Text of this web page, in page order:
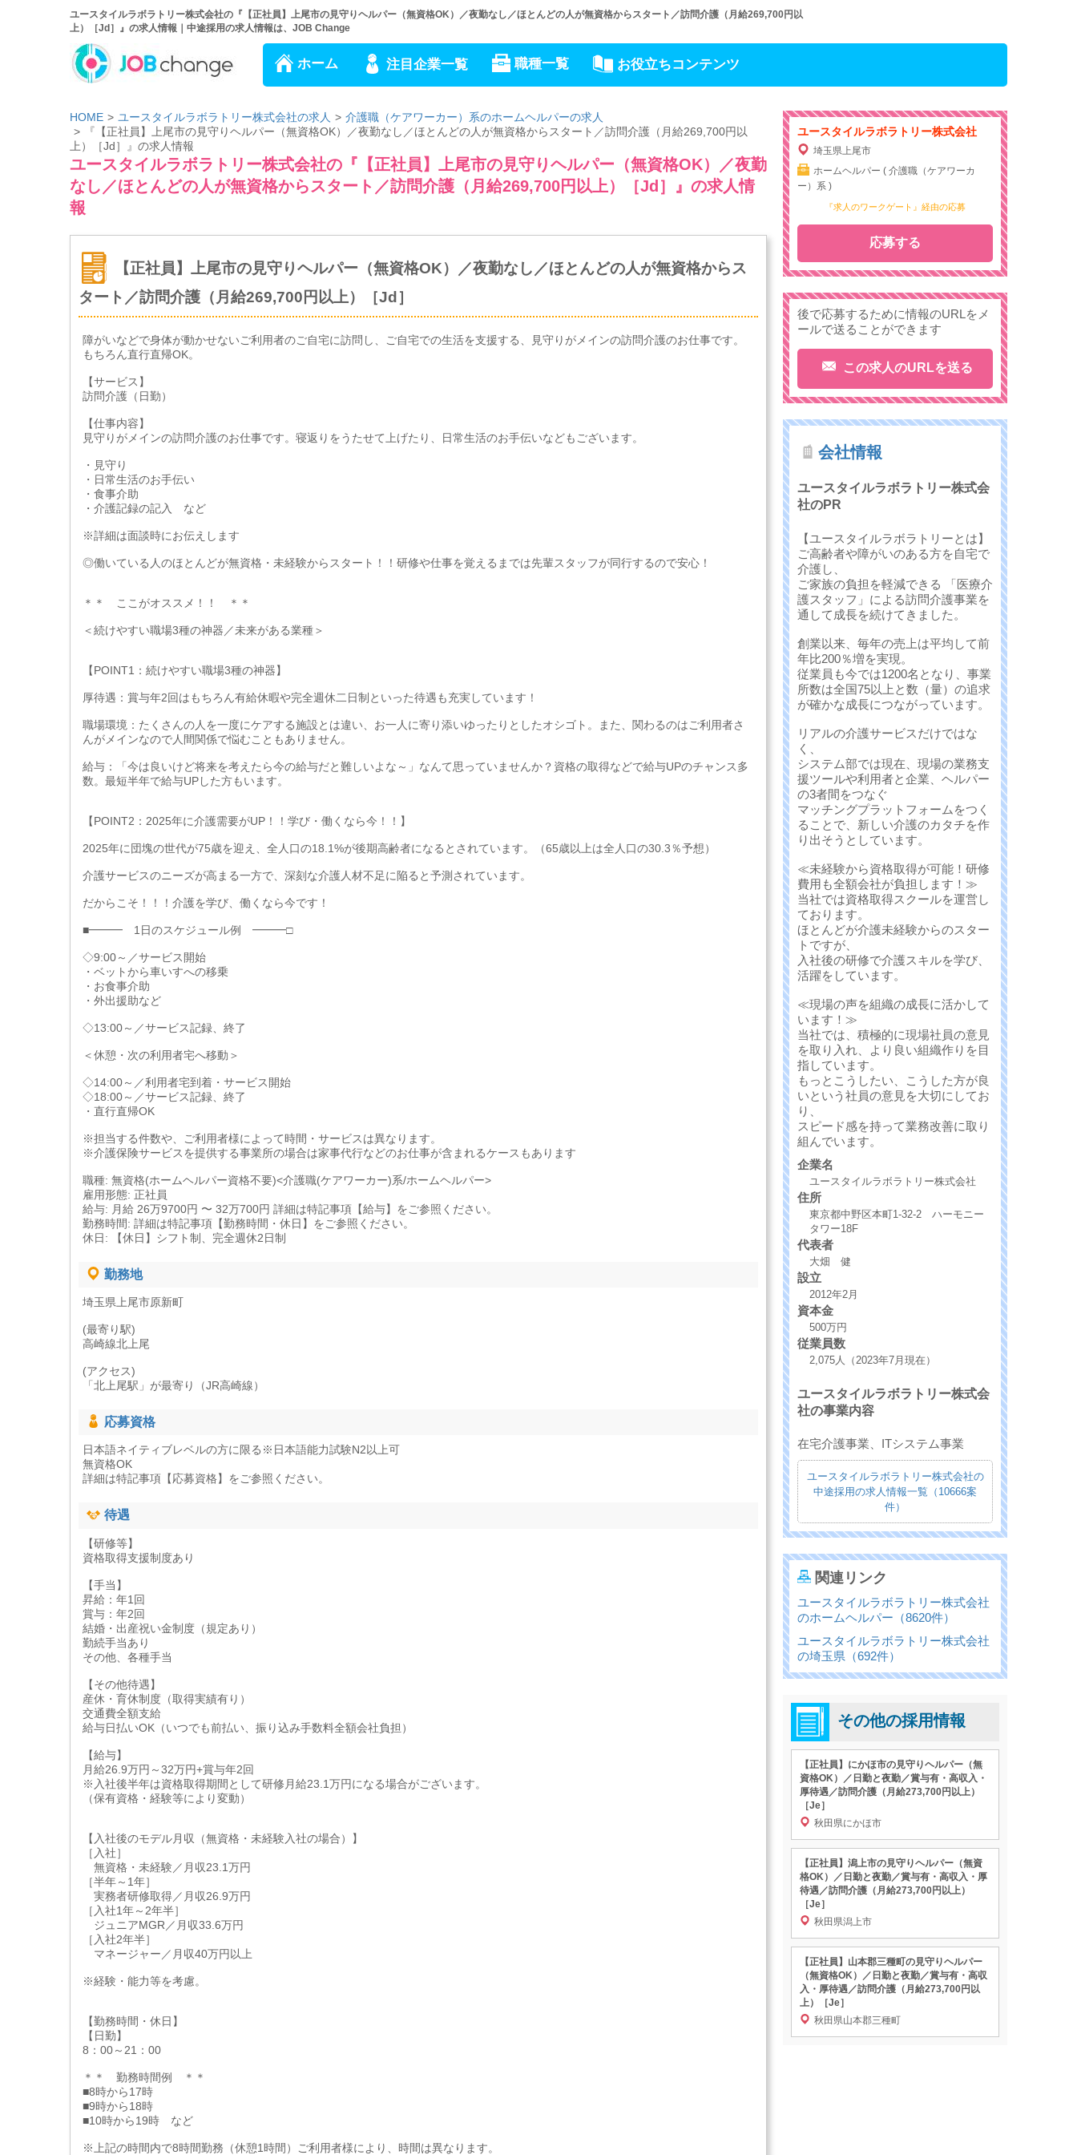
ユースタイルラボラトリー株式会社の『【正社員】上尾市の見守りヘルパー（無資格OK）／夜勤なし／ほとんどの人が無資格からスタート／訪問介護（月給269,700円以
上）［Jd］』の求人情報｜中途採用の求人情報は、JOB Change
ホーム 注目企業一覧 職種一覧 お役立ちコンテンツ
HOME ユースタイルラボラトリー株式会社の求人
介護職（ケアワーカー）系のホームヘルパーの求人
『【正社員】上尾市の見守りヘルパー（無資格OK）／夜勤なし／ほとんどの人が無資格からスタート／訪問介護（月給269,700円以
上）［Jd］』の求人情報
ユースタイルラボラトリー株式会社の『【正社員】上尾市の見守りヘルパー（無資格OK）／夜勤
なし／ほとんどの人が無資格からスタート／訪問介護（月給269,700円以上）［Jd］』の求人情
報
【正社員】上尾市の見守りヘルパー（無資格OK）／夜勤なし／ほとんどの人が無資格からス
タート／訪問介護（月給269,700円以上）［Jd］
障がいなどで身体が動かせないご利用者のご自宅に訪問し、ご自宅での生活を支援する、見守りがメインの訪問介護のお仕事です。
もちろん直行直帰OK。
【サービス】
訪問介護（日勤）
【仕事内容】
見守りがメインの訪問介護のお仕事です。寝返りをうたせて上げたり、日常生活のお手伝いなどもございます。
・見守り
・日常生活のお手伝い
・食事介助
・介護記録の記入 など
※詳細は面談時にお伝えします
◎働いている人のほとんどが無資格・未経験からスタート！！研修や仕事を覚えるまでは先輩スタッフが同行するので安心！
＊＊ ここがオススメ！！ ＊＊
＜続けやすい職場3種の神器／未来がある業種＞
【POINT1：続けやすい職場3種の神器】
厚待遇：賞与年2回はもちろん有給休暇や完全週休二日制といった待遇も充実しています！
職場環境：たくさんの人を一度にケアする施設とは違い、お一人に寄り添いゆったりとしたオシゴト。また、関わるのはご利用者さ
んがメインなので人間関係で悩むこともありません。
給与：「今は良いけど将来を考えたら今の給与だと難しいよな～」なんて思っていませんか？資格の取得などで給与UPのチャンス多
数。最短半年で給与UPした方もいます。
【POINT2：2025年に介護需要がUP！！学び・働くなら今！！】
2025年に団塊の世代が75歳を迎え、全人口の18.1%が後期高齢者になるとされています。（65歳以上は全人口の30.3％予想）
介護サービスのニーズが高まる一方で、深刻な介護人材不足に陥ると予測されています。
だからこそ！！！介護を学び、働くなら今です！
■━━━ 1日のスケジュール例 ━━━□
◇9:00～／サービス開始
・ベットから車いすへの移乗
・お食事介助
・外出援助など
◇13:00～／サービス記録、終了
＜休憩・次の利用者宅へ移動＞
◇14:00～／利用者宅到着・サービス開始
◇18:00～／サービス記録、終了
・直行直帰OK
※担当する件数や、ご利用者様によって時間・サービスは異なります。
※介護保険サービスを提供する事業所の場合は家事代行などのお仕事が含まれるケースもあります
職種: 無資格(ホームヘルパー資格不要)<介護職(ケアワーカー)系/ホームヘルパー>
雇用形態: 正社員
給与: 月給 26万9700円 〜 32万700円 詳細は特記事項【給与】をご参照ください。
勤務時間: 詳細は特記事項【勤務時間・休日】をご参照ください。
休日: 【休日】シフト制、完全週休2日制
勤務地
埼玉県上尾市原新町
(最寄り駅)
高崎線北上尾
(アクセス)
「北上尾駅」が最寄り（JR高崎線）
応募資格
日本語ネイティブレベルの方に限る※日本語能力試験N2以上可
無資格OK
詳細は特記事項【応募資格】をご参照ください。
待遇
【研修等】
資格取得支援制度あり
【手当】
昇給：年1回
賞与：年2回
結婚・出産祝い金制度（規定あり）
勤続手当あり
その他、各種手当
【その他待遇】
産休・育休制度（取得実績有り）
交通費全額支給
給与日払いOK（いつでも前払い、振り込み手数料全額会社負担）
【給与】
月給26.9万円～32万円+賞与年2回
※入社後半年は資格取得期間として研修月給23.1万円になる場合がございます。
（保有資格・経験等により変動）
【入社後のモデル月収（無資格・未経験入社の場合）】
［入社］
無資格・未経験／月収23.1万円
［半年～1年］
実務者研修取得／月収26.9万円
［入社1年～2年半］
ジュニアMGR／月収33.6万円
［入社2年半］
マネージャー／月収40万円以上
※経験・能力等を考慮。
【勤務時間・休日】
【日勤】
8：00～21：00
＊＊ 勤務時間例 ＊＊
■8時から17時
■9時から18時
■10時から19時 など
※上記の時間内で8時間勤務（休憩1時間）ご利用者様により、時間は異なります。
ユースタイルラボラトリー株式会社
埼玉県上尾市
ホームヘルパー ( 介護職（ケアワーカ
ー）系 )
『求人のワークゲート』経由の応募
応募する
後で応募するために情報のURLをメ
ールで送ることができます
この求人のURLを送る
会社情報
ユースタイルラボラトリー株式会
社のPR
【ユースタイルラボラトリーとは】
ご高齢者や障がいのある方を自宅で
介護し、
ご家族の負担を軽減できる 「医療介
護スタッフ」による訪問介護事業を
通して成長を続けてきました。
創業以来、毎年の売上は平均して前
年比200％増を実現。
従業員も今では1200名となり、事業
所数は全国75以上と数（量）の追求
が確かな成長につながっています。
リアルの介護サービスだけではな
く、
システム部では現在、現場の業務支
援ツールや利用者と企業、ヘルパー
の3者間をつなぐ
マッチングプラットフォームをつく
ることで、新しい介護のカタチを作
り出そうとしています。
≪未経験から資格取得が可能！研修
費用も全額会社が負担します！≫
当社では資格取得スクールを運営し
ております。
ほとんどが介護未経験からのスター
トですが、
入社後の研修で介護スキルを学び、
活躍をしています。
≪現場の声を組織の成長に活かして
います！≫
当社では、積極的に現場社員の意見
を取り入れ、より良い組織作りを目
指しています。
もっとこうしたい、こうした方が良
いという社員の意見を大切にしてお
り、
スピード感を持って業務改善に取り
組んでいます。
企業名
ユースタイルラボラトリー株式会社
住所
東京都中野区本町1-32-2 ハーモニー
タワー18F
代表者
大畑 健
設立
2012年2月
資本金
500万円
従業員数
2,075人（2023年7月現在）
ユースタイルラボラトリー株式会
社の事業内容
在宅介護事業、ITシステム事業
ユースタイルラボラトリー株式会社の
中途採用の求人情報一覧（10666案
件）
関連リンク
ユースタイルラボラトリー株式会社
のホームヘルパー（8620件）
ユースタイルラボラトリー株式会社
の埼玉県（692件）
その他の採用情報
【正社員】にかほ市の見守りヘルパー（無
資格OK）／日勤と夜勤／賞与有・高収入・
厚待遇／訪問介護（月給273,700円以上）
［Je］
秋田県にかほ市
【正社員】潟上市の見守りヘルパー（無資
格OK）／日勤と夜勤／賞与有・高収入・厚
待遇／訪問介護（月給273,700円以上）
［Je］
秋田県潟上市
【正社員】山本郡三種町の見守りヘルパー
（無資格OK）／日勤と夜勤／賞与有・高収
入・厚待遇／訪問介護（月給273,700円以
上）［Je］
秋田県山本郡三種町